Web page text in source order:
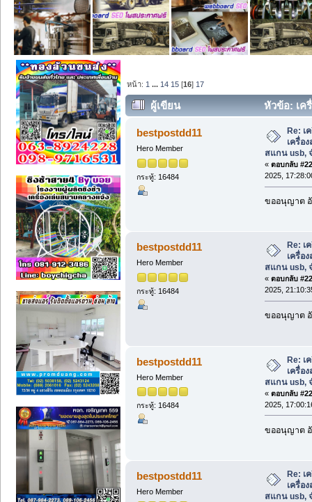
หน้า: 1 ... 14 15 [16] 17
ผู้เขียน
หัวข้อ: เค
สแกน usb, จำหน่ายพร้อมติดตั้ง (อ่าน
bestpostdd11
Hero Member
กระทู้: 16484
Re: เ
เครื่อ
สแกน usb,
« ตอบกลับ
2025,
ขออนุญาต
bestpostdd11
Hero Member
กระทู้: 16484
Re: เ
เครื่อ
สแกน usb,
« ตอบกลับ
2025,
ขออนุญาต
bestpostdd11
Hero Member
กระทู้: 16484
Re: เ
เครื่อ
สแกน usb,
« ตอบกลับ
2025,
ขออนุญาต
bestpostdd11
Hero Member
Re: เ
เครื่อ
สแกน usb,